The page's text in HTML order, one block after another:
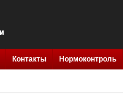
Контакты Нормоконтроль